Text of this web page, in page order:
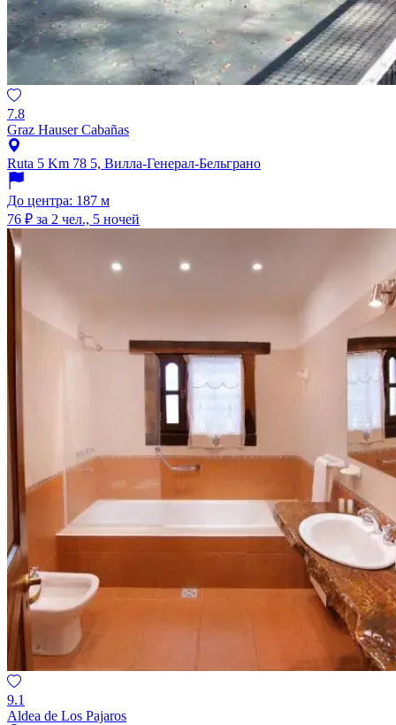
7.8
Graz Hauser Cabañas
Ruta 5 Km 78 5, Вилла-Генерал-Бельграно
До центра: 187 м
76 ₽ за 2 чел., 5 ночей
9.1
Aldea de Los Pajaros